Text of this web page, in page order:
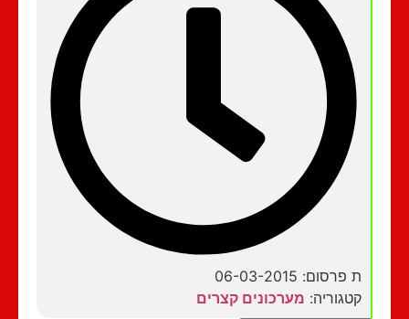
ת פרסום: 06-03-2015
קטגוריה:מערכונים קצרים